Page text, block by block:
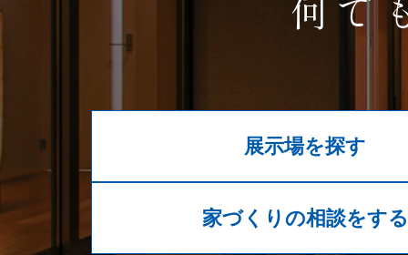
展示場を探す
家づくりの相談をする